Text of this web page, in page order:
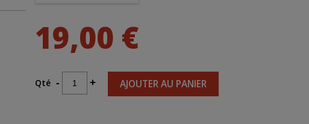
19,00 €
Qté - + AJOUTER AU PANIER